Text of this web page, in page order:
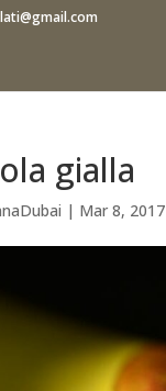
gialla
| Mar 8, 2017